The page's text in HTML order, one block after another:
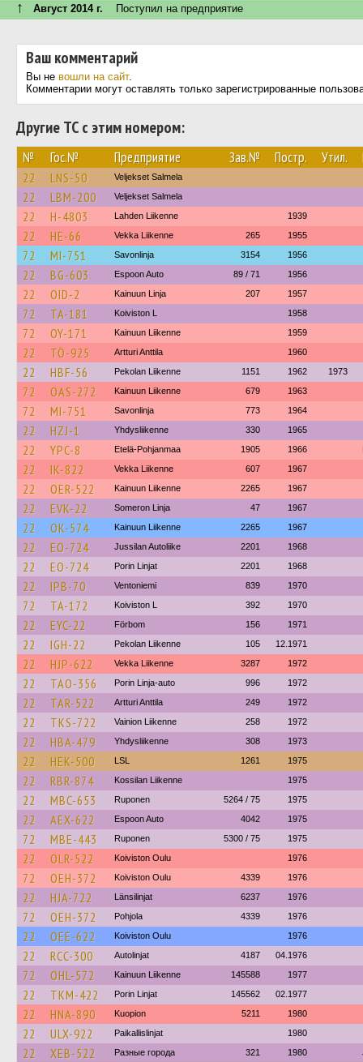
↑ Август 2014 г. Поступил на предприятие
Ваш комментарий
Вы не вошли на сайт.
Комментарии могут оставлять только зарегистрированные
Другие ТС с этим номером:
№ Гос.№ Предприятие Зав.№ Постр. Утил.
22 LNS-50 Veljekset Salmela
22 LBM-200 Veljekset Salmela
22 H-4803 Lahden Liikenne 1939
22 HE-66 Vekka Liikenne 265 1955
72 MI-751 Savonlinja 3154 1956
22 BG-603 Espoon Auto 89 / 71 1956
22 OID-2 Kainuun Linja 207 1957
72 TA-181 Koiviston L 1958
72 OY-171 Kainuun Liikenne 1959
22 TÖ-925 Artturi Anttila 1960
22 HBF-56 Pekolan Liikenne 1151 1962 1973
72 OAS-272 Kainuun Liikenne 679 1963
72 MI-751 Savonlinja 773 1964
22 HZJ-1 Yhdysliikenne 330 1965
22 YPC-8 Etelä-Pohjanmaa 1905 1966
22 IK-822 Vekka Liikenne 607 1967
22 OER-522 Kainuun Liikenne 2265 1967
22 EVK-22 Someron Linja 47 1967
22 OK-574 Kainuun Liikenne 2265 1967
22 EO-724 Jussilan Autoliike 2201 1968
22 EO-724 Porin Linjat 2201 1968
22 IPB-70 Ventoniemi 839 1970
72 TA-172 Koiviston L 392 1970
22 EYC-22 Förbom 156 1971
22 IGH-22 Pekolan Liikenne 105 12.1971
22 HJP-622 Vekka Liikenne 3287 1972
22 TAO-356 Porin Linja-auto 996 1972
22 TAR-522 Artturi Anttila 249 1972
22 TKS-722 Vainion Liikenne 258 1972
22 HBA-479 Yhdysliikenne 308 1973
22 HEK-500 LSL 1261 1975
22 RBR-874 Kossilan Liikenne 1975
22 MBC-653 Ruponen 5264 / 75 1975
22 AEX-622 Espoon Auto 4042 1975
72 MBE-443 Ruponen 5300 / 75 1975
22 OLR-522 Koiviston Oulu 1976
72 OEH-372 Koiviston Oulu 4339 1976
22 HJA-722 Länsilinjat 6237 1976
72 OEH-372 Pohjola 4339 1976
22 OEE-622 Koiviston Oulu 1976
22 RCC-300 Autolinjat 4187 04.1976
72 OHL-572 Kainuun Liikenne 145588 1977
22 TKM-422 Porin Linjat 145562 02.1977
22 HNA-890 Kuopion 5211 1980
22 ULX-922 Paikallislinjat 1980
22 XEB-522 Разные города 321 1980